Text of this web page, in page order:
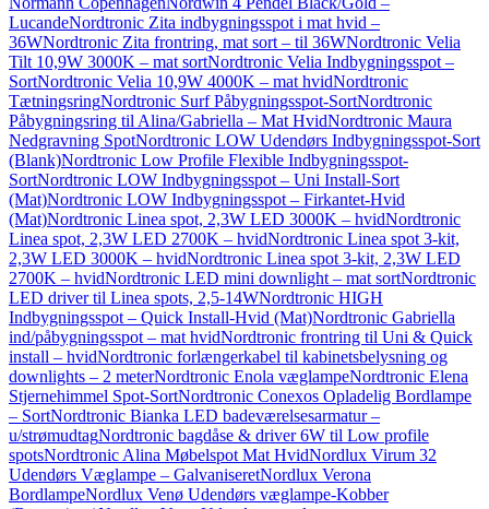
LucandeNordtronic Zita indbygningsspot i mat hvid –
36WNordtronic Zita frontring, mat sort – til 36WNordtronic Velia
Tilt 10,9W 3000K – mat sortNordtronic Velia Indbygningsspot –
SortNordtronic Velia 10,9W 4000K – mat hvidNordtronic
TætningsringNordtronic Surf Påbygningsspot-SortNordtronic
Påbygningsring til Alina/Gabriella – Mat HvidNordtronic Maura
Nedgravning SpotNordtronic LOW Udendørs Indbygningsspot-Sort
(Blank)Nordtronic Low Profile Flexible Indbygningsspot-
SortNordtronic LOW Indbygningsspot – Uni Install-Sort
(Mat)Nordtronic LOW Indbygningsspot – Firkantet-Hvid
(Mat)Nordtronic Linea spot, 2,3W LED 3000K – hvidNordtronic
Linea spot, 2,3W LED 2700K – hvidNordtronic Linea spot 3-kit,
2,3W LED 3000K – hvidNordtronic Linea spot 3-kit, 2,3W LED
2700K – hvidNordtronic LED mini downlight – mat sortNordtronic
LED driver til Linea spots, 2,5-14WNordtronic HIGH
Indbygningsspot – Quick Install-Hvid (Mat)Nordtronic Gabriella
ind/påbygningsspot – mat hvidNordtronic frontring til Uni & Quick
install – hvidNordtronic forlængerkabel til kabinetsbelysning og
downlights – 2 meterNordtronic Enola væglampeNordtronic Elena
Stjernehimmel Spot-SortNordtronic Conexos Opladelig Bordlampe
– SortNordtronic Bianka LED badeværelsesarmatur –
u/strømudtagNordtronic bagdåse & driver 6W til Low profile
spotsNordtronic Alina Møbelspot Mat HvidNordlux Virum 32
Udendørs Væglampe – GalvaniseretNordlux Verona
BordlampeNordlux Venø Udendørs væglampe-Kobber